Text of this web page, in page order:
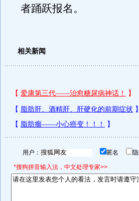
者踊跃报名。
相关新闻
用户： 匿名
*搜狗拼音输入法，中文处理专家>>